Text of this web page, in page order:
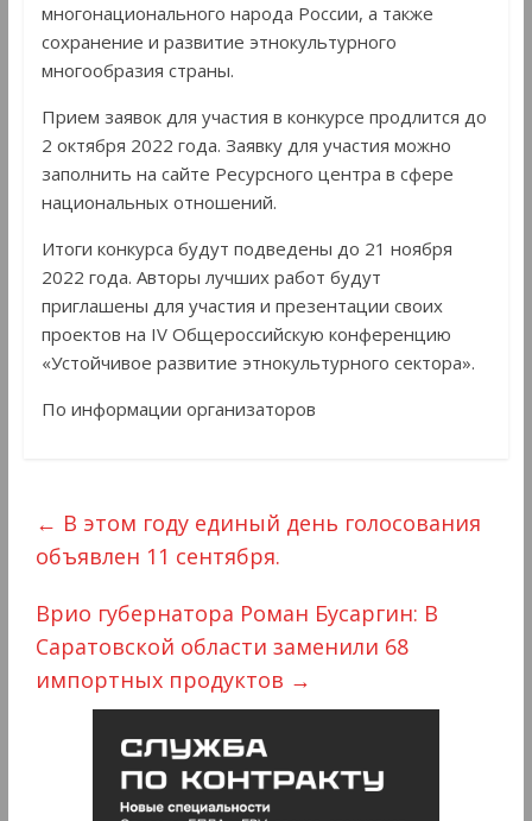
многонационального народа России, а также
сохранение и развитие этнокультурного
многообразия страны.
Прием заявок для участия в конкурсе продлится до
2 октября 2022 года. Заявку для участия можно
заполнить на сайте Ресурсного центра в сфере
национальных отношений.
Итоги конкурса будут подведены до 21 ноября
2022 года. Авторы лучших работ будут
приглашены для участия и презентации своих
проектов на IV Общероссийскую конференцию
«Устойчивое развитие этнокультурного сектора».
По информации организаторов
← В этом году единый день голосования
объявлен 11 сентября.
Врио губернатора Роман Бусаргин: В
Саратовской области заменили 68
импортных продуктов →